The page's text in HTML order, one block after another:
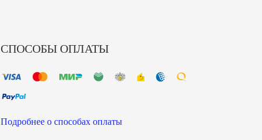
СПОСОБЫ ОПЛАТЫ
Подробнее о способах оплаты